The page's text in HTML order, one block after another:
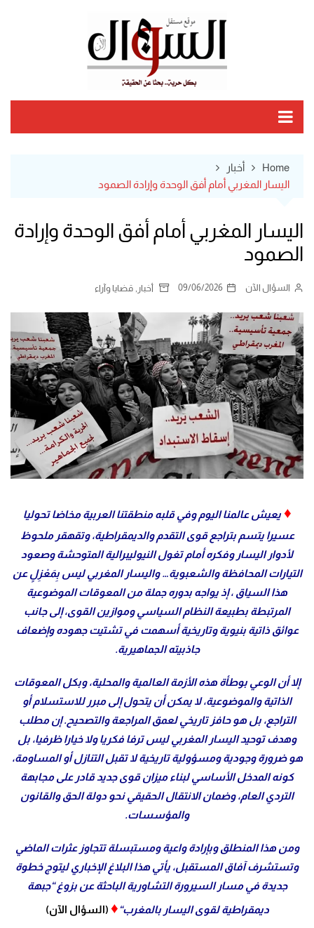
Home
أخبار
اليسار المغربي أمام أفق الوحدة وإرادة الصمود
اليسار المغربي أمام أفق الوحدة وإرادة
الصمود
السؤال الآن 09/06/2026 أخبار قضايا وآراء
♦يعيش عالمنا اليوم وفي قلبه منطقتنا العربية مخاضا تحوليا
عسيرا يتسم بتراجع قوى التقدم والديمقراطية، وتقهقر ملحوظ
لأدوار اليسار وفكره أمام تغول النيوليبرالية المتوحشة وصعود
التيارات المحافظة والشعبوية… واليسار المغربي ليس بِمَعْزِلٍ عن
هذا السياق ، إذ يواجه بدوره جملة من المعوقات الموضوعية
المرتبطة بطبيعة النظام السياسي وموازين القوى، إلى جانب
عوائق ذاتية بنيوية وتاريخية أسهمت في تشتيت جهوده وإضعاف
جاذبيته الجماهيرية.
إلا أن الوعي بوطأة هذه الأزمة العالمية والمحلية، وبكل المعوقات
الذاتية والموضوعية، لا يمكن أن يتحول إلى مبرر للاستسلام أو
التراجع، بل هو حافز تاريخي لعمق المراجعة والتصحيح. إن مطلب
وهدف توحيد اليسار المغربي ليس ترفا فكريا ولا خيارا ظرفيا، بل
هو ضرورة وجودية ومسؤولية تاريخية لا تقبل التنازل أو المساومة،
كونه المدخل الأساسي لبناء ميزان قوى جديد قادر على مجابهة
التردي العام، وضمان الانتقال الحقيقي نحو دولة الحق والقانون
والمؤسسات.
ومن هذا المنطلق وبإرادة واعية ومستبسلة تتجاوز عثرات الماضي
وتستشرف آفاق المستقبل، يأتي هذا البلاغ الإخباري ليتوج خطوة
جديدة في مسار السيرورة التشاورية الباحثة عن بزوغ “جبهة
ديمقراطية لقوى اليسار بالمغرب“
♦ (السؤال الآن)